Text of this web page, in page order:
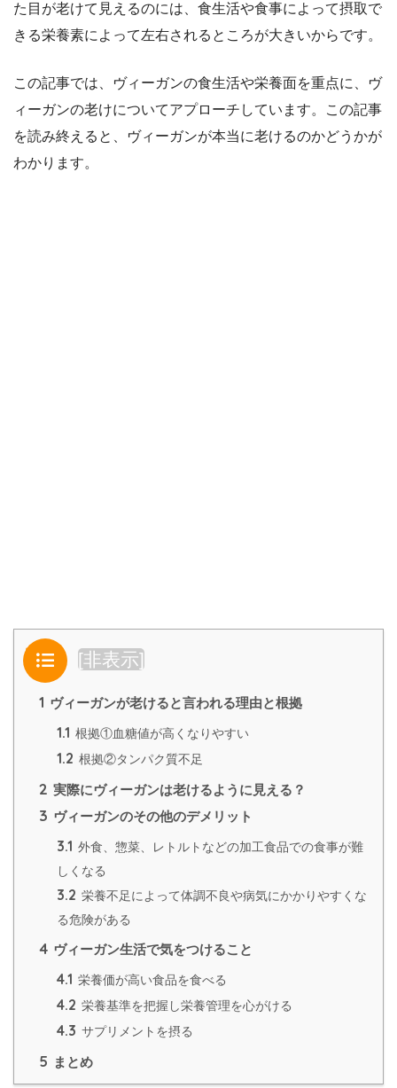
た目が老けて見えるのには、食生活や食事によって摂取で
きる栄養素によって左右されるところが大きいからです。
この記事では、ヴィーガンの食生活や栄養面を重点に、ヴ
ィーガンの老けについてアプローチしています。この記事
を読み終えると、ヴィーガンが本当に老けるのかどうかが
わかります。
目次 [非表示]
1 ヴィーガンが老けると言われる理由と根拠
1.1 根拠①血糖値が高くなりやすい
1.2 根拠②タンパク質不足
2 実際にヴィーガンは老けるように見える？
3 ヴィーガンのその他のデメリット
3.1 外食、惣菜、レトルトなどの加工食品での食事が難
しくなる
3.2 栄養不足によって体調不良や病気にかかりやすくな
る危険がある
4 ヴィーガン生活で気をつけること
4.1 栄養価が高い食品を食べる
4.2 栄養基準を把握し栄養管理を心がける
4.3 サプリメントを摂る
5 まとめ